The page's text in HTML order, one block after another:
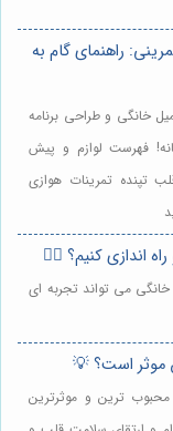
راهنمای گام به
خانگی و طراحی برنامه
فهرست لوازم و پیش
تپنده تمرینات هوازی
اندازی کنیم؟ 🏃‍♀️
خانگی می تواند تجربه ای
موثر است؟ 💡
ترین و موثرترین